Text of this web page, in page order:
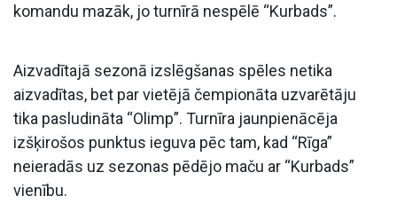
komandu mazāk, jo turnīrā nespēlē “Kurbads”.
Aizvadītajā sezonā izslēgšanas spēles netika
aizvadītas, bet par vietējā čempionāta uzvarētāju
tika pasludināta “Olimp”. Turnīra jaunpienācēja
izšķirošos punktus ieguva pēc tam, kad “Rīga”
neieradās uz sezonas pēdējo maču ar “Kurbads”
vienību.